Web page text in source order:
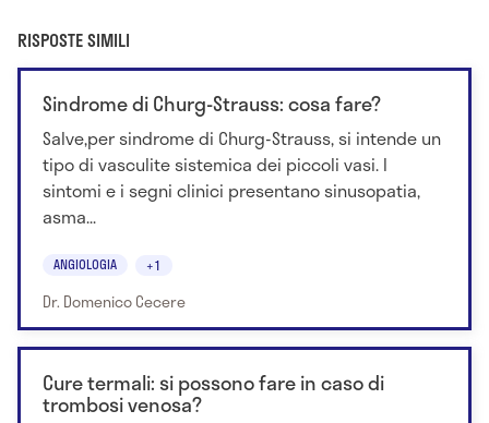
RISPOSTE SIMILI
Sindrome di Churg-Strauss: cosa fare?
Salve,per sindrome di Churg-Strauss, si intende un
tipo di vasculite sistemica dei piccoli vasi. I
sintomi e i segni clinici presentano sinusopatia,
asma...
ANGIOLOGIA +1
Dr. Domenico Cecere
Cure termali: si possono fare in caso di
trombosi venosa?